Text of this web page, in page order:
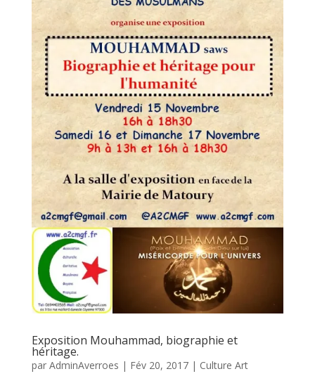
Exposition Mouhammad, biographie et
héritage.
par AdminAverroes | Fév 20, 2017| Culture Art